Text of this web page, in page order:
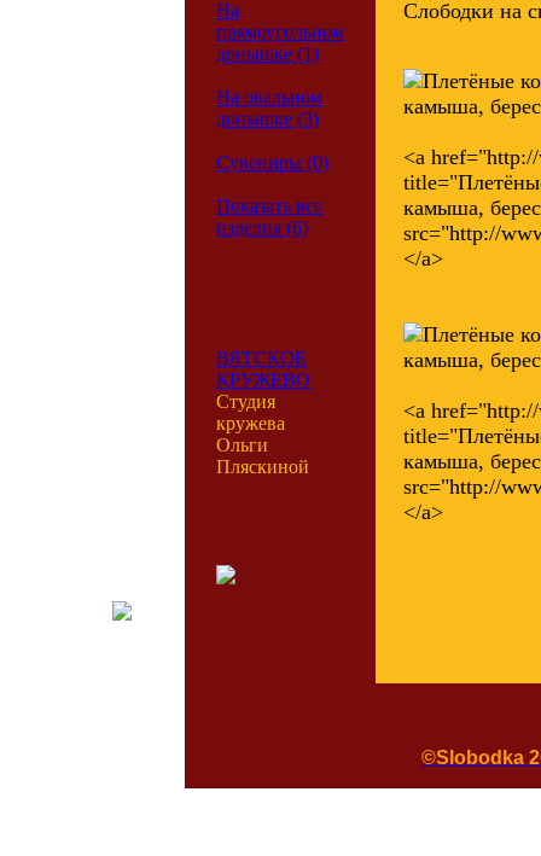
На
прямоугольном
донышке (1)
На овальном
донышке (3)
Сувениры (0)
Показать все
изделия (6)
ВЯТСКОЕ
КРУЖЕВО
Студия
кружева
Ольги
Пляскиной
Слободки на
<a
камыша,
src="http://
</a>
<a
камыша,
src="http://
</a>
©Slobodka